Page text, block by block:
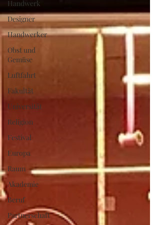
Handwerk
Designer
Handwerker
Obst und
Gemüse
Luftfahrt
Fakultät
Universität
Religion
Festival
Europa
Raum
Akademie
Beruf
Partnerschaft